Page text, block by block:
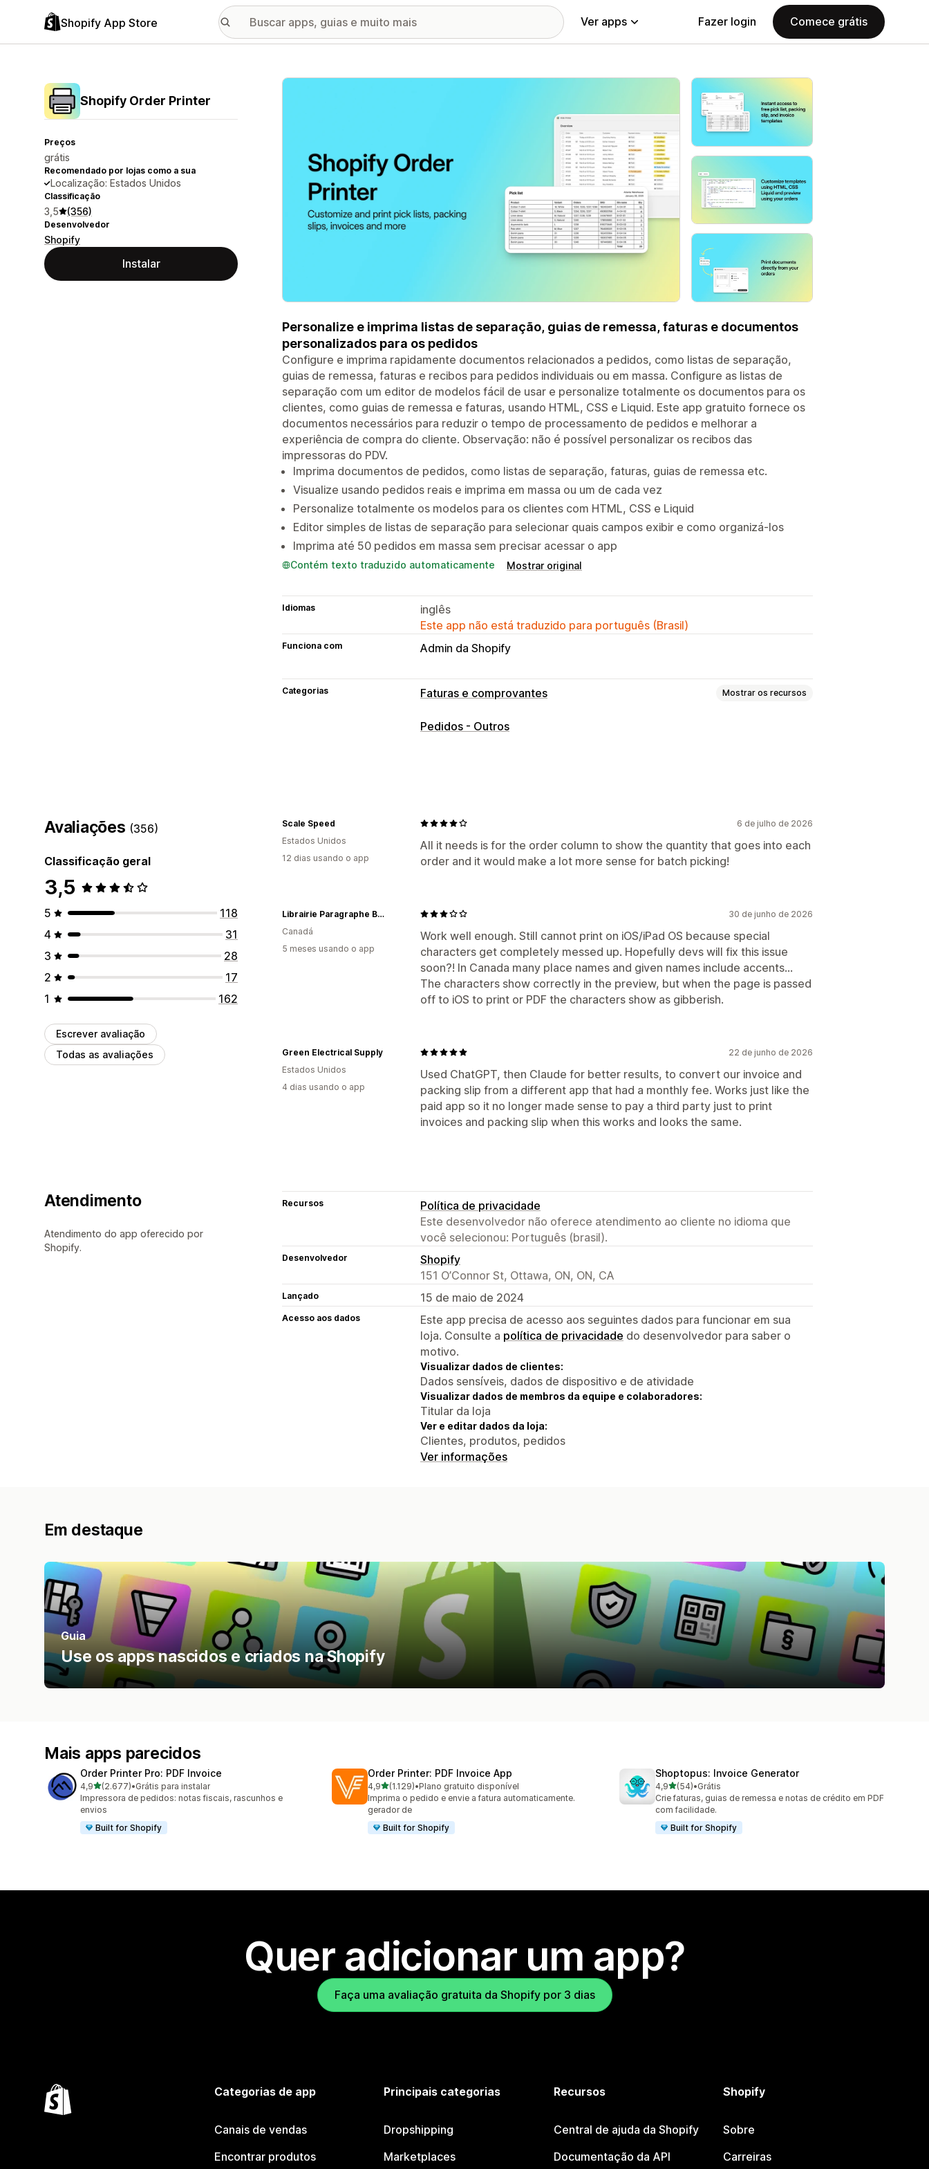
Shopify App Store Ver apps Fazer login Comece grátis
Shopify Order Printer
Preços
grátis
Recomendado por lojas como a sua
Localização: Estados Unidos
Classificação
3,5 (356)
Desenvolvedor
Shopify
Instalar
Galeria de imagens em destaque
Personalize e imprima listas de separação, guias de remessa, faturas e documentos
personalizados para os pedidos
Configure e imprima rapidamente documentos relacionados a pedidos, como listas de separação,
guias de remessa, faturas e recibos para pedidos individuais ou em massa. Configure as listas de
separação com um editor de modelos fácil de usar e personalize totalmente os documentos para os
clientes, como guias de remessa e faturas, usando HTML, CSS e Liquid. Este app gratuito fornece os
documentos necessários para reduzir o tempo de processamento de pedidos e melhorar a
experiência de compra do cliente. Observação: não é possível personalizar os recibos das
impressoras do PDV.
Imprima documentos de pedidos, como listas de separação, faturas, guias de remessa etc.
Visualize usando pedidos reais e imprima em massa ou um de cada vez
Personalize totalmente os modelos para os clientes com HTML, CSS e Liquid
Editor simples de listas de separação para selecionar quais campos exibir e como organizá-los
Imprima até 50 pedidos em massa sem precisar acessar o app
Contém texto traduzido automaticamente Mostrar original
Idiomas
inglês
Este app não está traduzido para português (Brasil)
Funciona com Admin da Shopify
Categorias Faturas e comprovantes Mostrar os recursos
Tipos de documento
Gerenciamento de arquivos
Impressão e exportação
Pedidos - Outros
Avaliações (356)
Classificação geral
3,5
5
118
4
31
3
28
2
17
1
162
Escrever avaliação
Todas as avaliações
6 de julho de 2026
All it needs is for the order column to show the quantity that goes into each
order and it would make a lot more sense for batch picking!
Scale Speed
Estados Unidos
12 dias usando o app
30 de junho de 2026
Work well enough. Still cannot print on iOS/iPad OS because special
characters get completely messed up. Hopefully devs will fix this issue
soon?! In Canada many place names and given names include accents…
The characters show correctly in the preview, but when the page is passed
off to iOS to print or PDF the characters show as gibberish.
Librairie Paragraphe Bookstore
Canadá
5 meses usando o app
22 de junho de 2026
Used ChatGPT, then Claude for better results, to convert our invoice and
packing slip from a different app that had a monthly fee. Works just like the
paid app so it no longer made sense to pay a third party just to print
invoices and packing slip when this works and looks the same.
Green Electrical Supply
Estados Unidos
4 dias usando o app
Atendimento
Atendimento do app oferecido por
Shopify.
Recursos
Política de privacidade
Este desenvolvedor não oferece atendimento ao cliente no idioma que
você selecionou: Português (brasil).
Desenvolvedor
Shopify
151 O’Connor St, Ottawa, ON, ON, CA
Lançado 15 de maio de 2024
Acesso aos dados
Este app precisa de acesso aos seguintes dados para funcionar em sua
loja. Consulte a política de privacidade do desenvolvedor para saber o
motivo.
Visualizar dados de clientes:
Dados sensíveis, dados de dispositivo e de atividade
Visualizar dados de membros da equipe e colaboradores:
Titular da loja
Ver e editar dados da loja:
Clientes, produtos, pedidos
Ver informações
Em destaque
Guia
Use os apps nascidos e criados na Shopify
Mais apps parecidos
Order Printer Pro: PDF Invoice
4,9de 5 estrelas
(2.677)
2677 avaliações ao todo
•Grátis para instalar
Impressora de pedidos: notas fiscais, rascunhos e
envios
Built for Shopify
Order Printer: PDF Invoice App
4,9de 5 estrelas
(1.129)
1129 avaliações ao todo
•Plano gratuito disponível
Imprima o pedido e envie a fatura automaticamente.
gerador de
Built for Shopify
Shoptopus: Invoice Generator
4,9de 5 estrelas
(54)
54 avaliações ao todo
•Grátis
Crie faturas, guias de remessa e notas de crédito em PDF
com facilidade.
Built for Shopify
Quer adicionar um app?
Faça uma avaliação gratuita da Shopify por 3 dias
Categorias de app
Canais de vendas
Encontrar produtos
Principais categorias
Dropshipping
Marketplaces
Recursos
Central de ajuda da Shopify
Documentação da API
Shopify
Sobre
Carreiras